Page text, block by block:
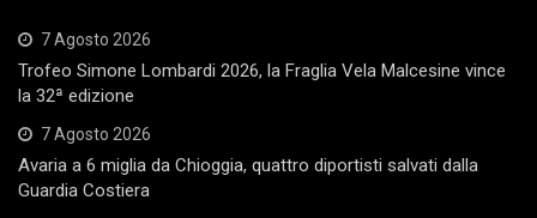
7 Agosto 2026
Trofeo Simone Lombardi 2026, la Fraglia Vela Malcesine vince
la 32ª edizione
7 Agosto 2026
Avaria a 6 miglia da Chioggia, quattro diportisti salvati dalla
Guardia Costiera